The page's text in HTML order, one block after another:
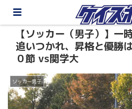
【ソッカー（男子）】一
追いつかれ、昇格と優勝
０節 vs関学大
ソッカー男子